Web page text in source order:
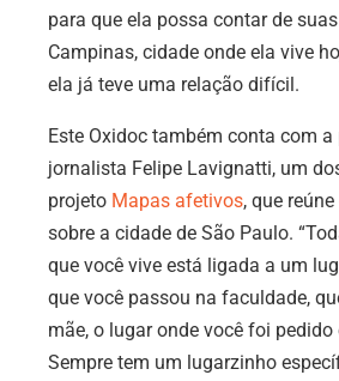
para que ela possa contar de
Campinas, cidade onde ela vive
ela já teve uma relação difícil.
Este Oxidoc também conta com
jornalista Felipe Lavignatti, um
projeto Mapas afetivos, que
sobre a cidade de São Paulo.
que você vive está ligada a um
que você passou na faculdade,
mãe, o lugar onde você foi pedido
Sempre tem um lugarzinho